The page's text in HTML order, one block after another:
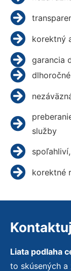
korektný
garancia
služby
korektné
Liata podlaha
to skúsených